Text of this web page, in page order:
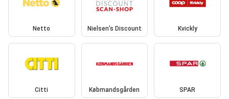
Netto Nielsen's Discount Kvickly
Citti Købmandsgården SPAR